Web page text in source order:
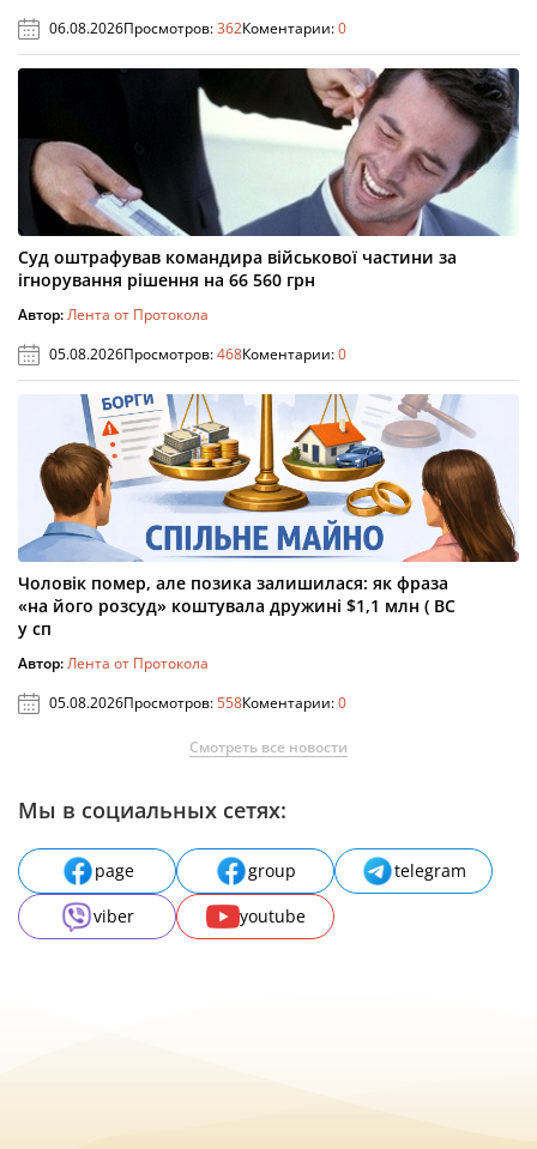
06.08.2026Просмотров:362Коментарии:0
Суд оштрафував командира військової частини за
ігнорування рішення на 66 560 грн
Автор:Лента от Протокола
05.08.2026Просмотров:468Коментарии:0
Чоловік помер, але позика залишилася: як фраза
«на його розсуд» коштувала дружині $1,1 млн ( ВС
у сп
Автор:Лента от Протокола
05.08.2026Просмотров:558Коментарии:0
Смотреть все новости
Мы в социальных сетях:
page group
telegram
viber
youtube